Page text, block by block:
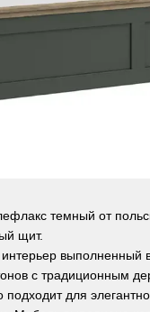
темный от
щит.
выполненный
с традиционным
для